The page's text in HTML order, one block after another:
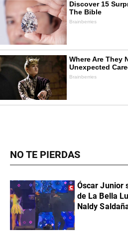
NO TE PIERDAS
Óscar Junior
de La Bella
Naldy